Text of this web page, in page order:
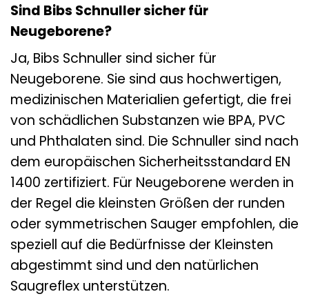
Sind Bibs Schnuller sicher für
Neugeborene?
Ja, Bibs Schnuller sind sicher für
Neugeborene. Sie sind aus hochwertigen,
medizinischen Materialien gefertigt, die frei
von schädlichen Substanzen wie BPA, PVC
und Phthalaten sind. Die Schnuller sind nach
dem europäischen Sicherheitsstandard EN
1400 zertifiziert. Für Neugeborene werden in
der Regel die kleinsten Größen der runden
oder symmetrischen Sauger empfohlen, die
speziell auf die Bedürfnisse der Kleinsten
abgestimmt sind und den natürlichen
Saugreflex unterstützen.